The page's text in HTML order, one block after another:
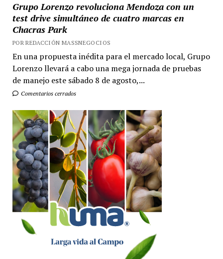
Grupo Lorenzo revoluciona Mendoza con un
test drive simultáneo de cuatro marcas en
Chacras Park
POR REDACCIÓN MASSNEGOCIOS
En una propuesta inédita para el mercado local, Grupo
Lorenzo llevará a cabo una mega jornada de pruebas
de manejo este sábado 8 de agosto,...
Comentarios cerrados